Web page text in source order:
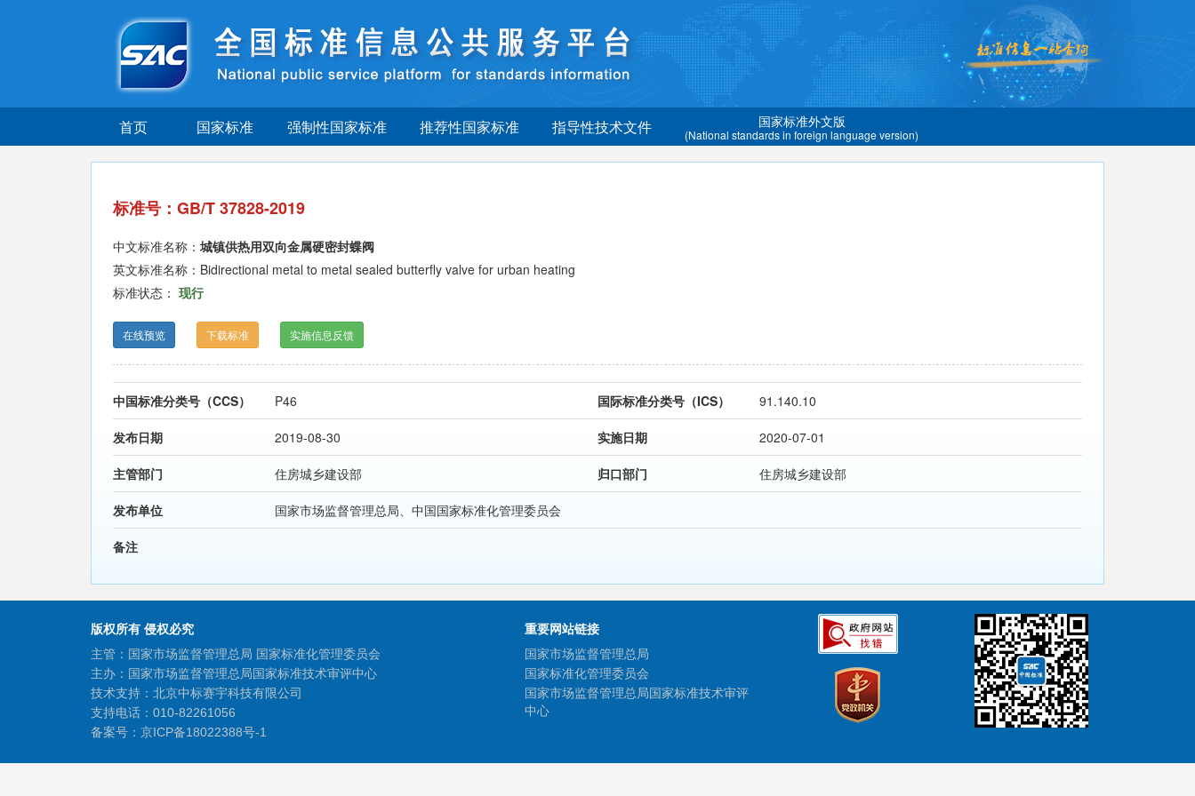
首页 国家标准 强制性国家标准 推荐性国家标准 指导性技术文件 国家标准外文版
(National standards in foreign language version)
标准号：GB/T 37828-2019
中文标准名称： 城镇供热用双向金属硬密封蝶阀
英文标准名称：Bidirectional metal to metal sealed butterfly valve for urban heating
标准状态： 现行
在线预览 下载标准 实施信息反馈
中国标准分类号（CCS） P46 国际标准分类号（ICS） 91.140.10
发布日期 2019-08-30 实施日期 2020-07-01
主管部门 住房城乡建设部 归口部门 住房城乡建设部
发布单位 国家市场监督管理总局、中国国家标准化管理委员会
备注
版权所有 侵权必究
主管：国家市场监督管理总局 国家标准化管理委员会
主办：国家市场监督管理总局国家标准技术审评中心
技术支持：北京中标赛宇科技有限公司
支持电话：010-82261056
备案号： 京ICP备18022388号-1
重要网站链接
国家市场监督管理总局
国家标准化管理委员会
国家市场监督管理总局国家标准技术审评
中心